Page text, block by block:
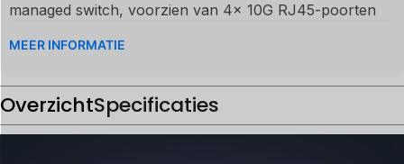
managed switch, voorzien van 4× 10G RJ45-poorten
poorten. Of u nu standaard Cat6a-kabels gebruikt of
switch biedt verbindingen met lage latentie en hoge
bandbreedte voor veeleisende netwerkomgevingen.
MEER INFORMATIE
OverzichtSpecificaties